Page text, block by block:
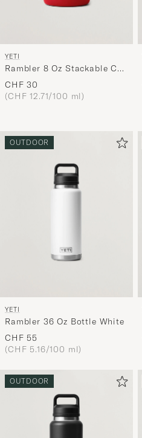
YETI
Rambler 8 Oz Stackable Cup
Rescure Red
CHF 30
(CHF 12.71/100 ml)
OUTDOOR
YETI
Rambler 36 Oz Bottle White
CHF 55
(CHF 5.16/100 ml)
OUTDOOR